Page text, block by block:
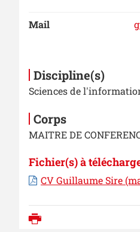
Mail
Discipline(s)
Sciences de
Corps
MAITRE DE
Fichier(s) à
CV Guillaume Sire